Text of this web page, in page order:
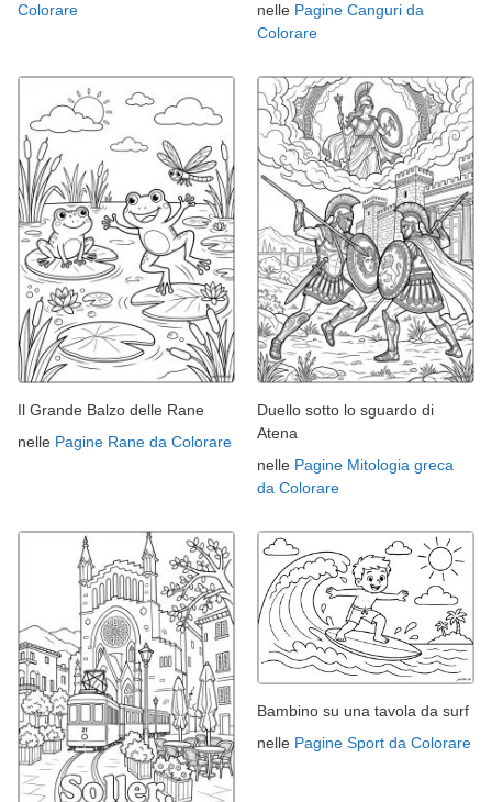
Colorare
nelle Pagine Canguri da
Colorare
Il Grande Balzo delle Rane
nelle Pagine Rane da Colorare
Duello sotto lo sguardo di
Atena
nelle Pagine Mitologia greca
da Colorare
Bambino su una tavola da surf
nelle Pagine Sport da Colorare